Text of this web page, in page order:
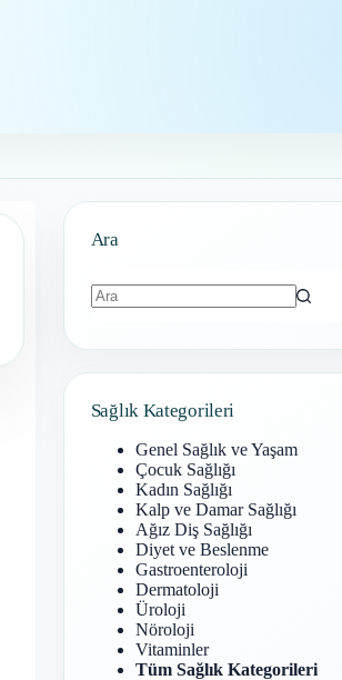
Ara
bulunamadı
Sağlık Kategorileri
Genel Sağlık ve Yaşam
Çocuk Sağlığı
Kadın Sağlığı
Kalp ve Damar Sağlığı
Ağız Diş Sağlığı
Diyet ve Beslenme
Gastroenteroloji
Dermatoloji
Üroloji
Nöroloji
Vitaminler
Tüm Sağlık Kategorileri